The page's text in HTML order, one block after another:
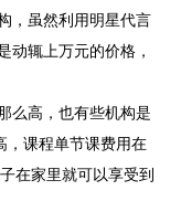
虽然利用明星代言
动辄上万元的价格，
高，也有些机构是
，课程单节课费用在
在家里就可以享受到